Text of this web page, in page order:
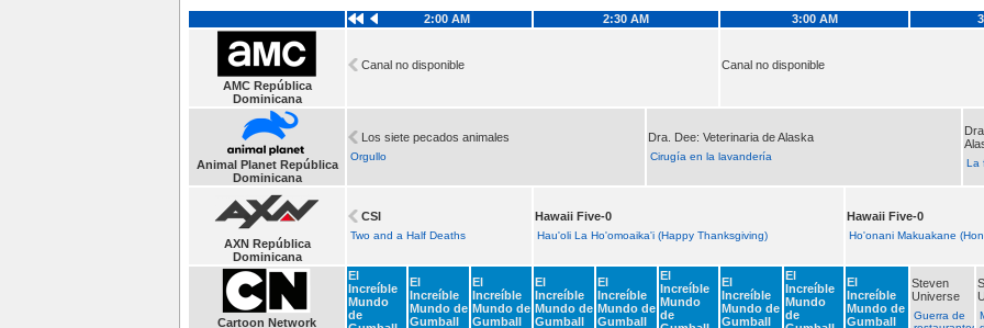
2:00 AM 2:30 AM 3:00 AM
AMC República
Dominicana
Canal no disponible Canal no disponible
Animal Planet República
Dominicana
Los siete pecados animales
Orgullo
Dra. Dee: Veterinaria de Alaska
Cirugía en la lavandería
La
AXN República
Dominicana
CSI
Two and a Half Deaths
Hawaii Five-0
Hau'oli La Ho'omoaika'i (Happy Thanksgiving)
Hawaii Five-0
Ho'onani Makuakane
Cartoon Network
El
Increíble
Mundo
de
El
Increíble
Mundo de
Gumball
El
Increíble
Mundo de
Gumball
El
Increíble
Mundo de
Gumball
El
Increíble
Mundo de
Gumball
El
Increíble
Mundo
de
El
Increíble
Mundo de
Gumball
El
Increíble
Mundo
de
El
Increíble
Mundo de
Gumball
Steven
Universe
Guerra de